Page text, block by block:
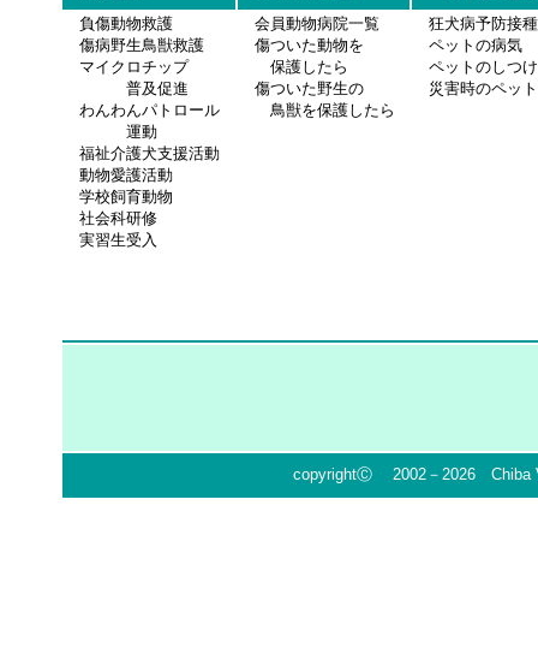
負傷動物救護
傷病野生鳥獣救護
マイクロチップ
普及促進
わんわんパトロール
運動
福祉介護犬支援活動
動物愛護活動
学校飼育動物
社会科研修
実習生受入
会員動物病院一覧
傷ついた動物を
保護したら
傷ついた野生の
鳥獣を保護したら
狂犬病予防接種
ペットの病気
ペットのしつけ
災害時のペッ
copyrightⒸ 2002－ 2026 Chiba